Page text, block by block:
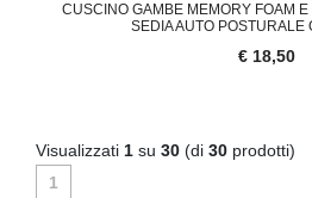
CUSCINO GAMBE MEMORY FOAM
SEDIA AUTO POSTURALE
€ 18,50
Visualizzati 1 su 30 (di 30 prodotti)
1